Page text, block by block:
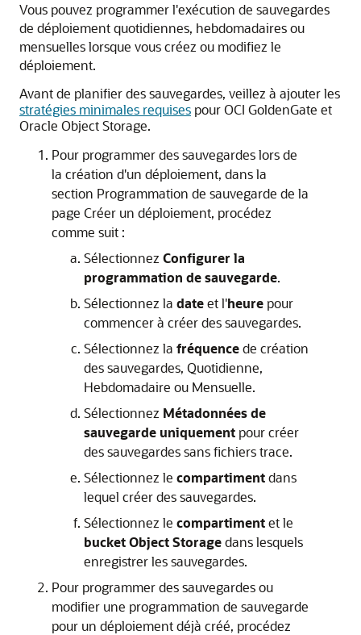
Vous pouvez programmer l'exécution de sauvegardes
de déploiement quotidiennes, hebdomadaires ou
mensuelles lorsque vous créez ou modifiez le
déploiement.
Avant de planifier des sauvegardes, veillez à ajouter les
stratégies minimales requises pourOCI GoldenGate et
Oracle Object Storage.
Pour programmer des sauvegardes lors de
la création d'un déploiement, dans la
section Programmation de sauvegarde de la
page Créer un déploiement, procédez
comme suit :
Sélectionnez Configurer la
programmation de sauvegarde.
Sélectionnez la dateet l'heure pour
commencer à créer des sauvegardes.
Sélectionnez la fréquencede création
des sauvegardes, Quotidienne,
Hebdomadaire ou Mensuelle.
Sélectionnez Métadonnées de
sauvegarde uniquement pour créer
des sauvegardes sans fichiers trace.
Sélectionnez le compartimentdans
lequel créer des sauvegardes.
Sélectionnez le compartimentet le
bucket Object Storagedans lesquels
enregistrer les sauvegardes.
Pour programmer des sauvegardes ou
modifier une programmation de sauvegarde
pour un déploiement déjà créé, procédez